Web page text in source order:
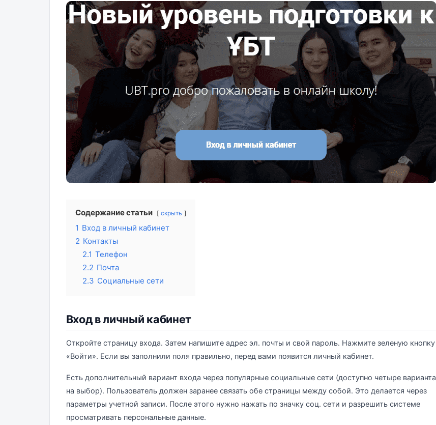
Содержание статьи скрыть
1 Вход в личный кабинет
2 Контакты
2.1 Телефон
2.2 Почта
2.3 Социальные сети
Вход в личный кабинет
Откройте страницу входа. Затем напишите адрес эл. почты и свой пароль. Нажмите зеленую кнопку
«Войти». Если вы заполнили поля правильно, перед вами появится личный кабинет.
Есть дополнительный вариант входа через популярные социальные сети (доступно четыре варианта
на выбор). Пользователь должен заранее связать обе страницы между собой. Это делается через
параметры учетной записи. После этого нужно нажать по значку соц. сети и разрешить системе
просматривать персональные данные.